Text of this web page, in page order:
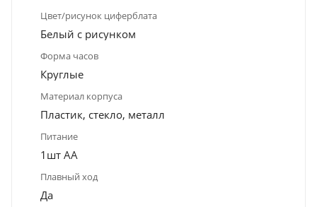
Цвет/рисунок циферблата
Белый с рисунком
Форма часов
Круглые
Материал корпуса
Пластик, стекло, металл
Питание
1шт АА
Плавный ход
Да